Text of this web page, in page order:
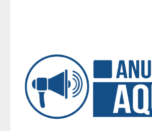
5
Mariano Procópio
da coluna “D. Pedro
com texto de
Chegada da seca